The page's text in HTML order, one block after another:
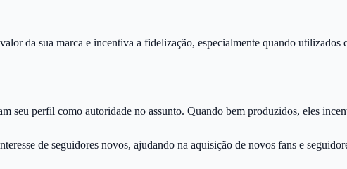
da sua marca e incentiva a fidelização, especialmente quando utilizados
seu perfil como autoridade no assunto. Quando bem produzidos, eles
de seguidores novos, ajudando na aquisição de novos fans e